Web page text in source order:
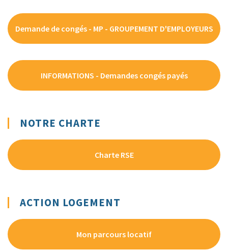
Demande de congés - MP - GROUPEMENT D'EMPLOYEURS
INFORMATIONS - Demandes congés payés
NOTRE CHARTE
Charte RSE
ACTION LOGEMENT
Mon parcours locatif